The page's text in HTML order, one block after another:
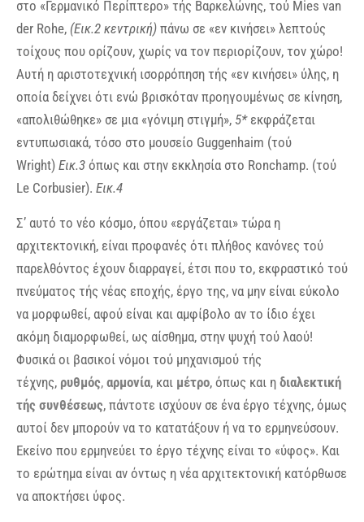
στο «Γερμανικό Περίπτερο» τής Βαρκελώνης, τού Mies van
der Rohe, (Εικ.2 κεντρική) πάνω σε «εν κινήσει» λεπτούς
τοίχους που ορίζουν, χωρίς να τον περιορίζουν, τον χώρο!
Αυτή η αριστοτεχνική ισορρόπηση τής «εν κινήσει» ύλης, η
οποία δείχνει ότι ενώ βρισκόταν προηγουμένως σε κίνηση,
«απολιθώθηκε» σε μια «γόνιμη στιγμή», 5*εκφράζεται
εντυπωσιακά, τόσο στο μουσείο Guggenhaim (τού
Wright) Εικ.3 όπως και στην εκκλησία στο Ronchamp. (τού
Le Corbusier). Εικ.4
Σ’ αυτό το νέο κόσμο, όπου «εργάζεται» τώρα η
αρχιτεκτονική, είναι προφανές ότι πλήθος κανόνες τού
παρελθόντος έχουν διαρραγεί, έτσι που το, εκφραστικό τού
πνεύματος τής νέας εποχής, έργο της, να μην είναι εύκολο
να μορφωθεί, αφού είναι και αμφίβολο αν το ίδιο έχει
ακόμη διαμορφωθεί, ως αίσθημα, στην ψυχή τού λαού!
Φυσικά οι βασικοί νόμοι τού μηχανισμού τής
τέχνης, ρυθμός, αρμονία, και μέτρο, όπως και η διαλεκτική
τής συνθέσεως, πάντοτε ισχύουν σε ένα έργο τέχνης, όμως
αυτοί δεν μπορούν να το κατατάξουν ή να το ερμηνεύσουν.
Εκείνο που ερμηνεύει το έργο τέχνης είναι το «ύφος». Και
το ερώτημα είναι αν όντως η νέα αρχιτεκτονική κατόρθωσε
να αποκτήσει ύφος.